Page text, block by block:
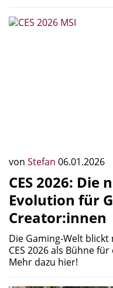
von Stefan 06.01.2026
CES 2026: Die
Evolution für
Creator:innen
Die Gaming-Welt blickt
CES 2026 als Bühne
Mehr dazu hier!